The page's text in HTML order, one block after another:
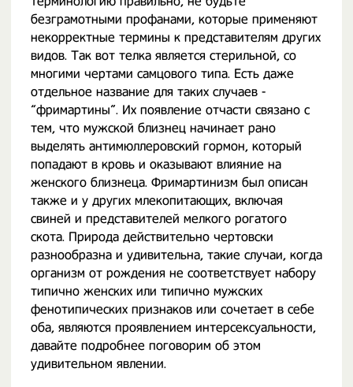
безграмотными профанами, которые применяют
некорректные термины к представителям других
видов. Так вот телка является стерильной, со
многими чертами самцового типа. Есть даже
отдельное название для таких случаев -
“фримартины”. Их появление отчасти связано с
тем, что мужской близнец начинает рано
выделять антимюллеровский гормон, который
попадают в кровь и оказывают влияние на
женского близнеца. Фримартинизм был описан
также и у других млекопитающих, включая
свиней и представителей мелкого рогатого
скота. Природа действительно чертовски
разнообразна и удивительна, такие случаи, когда
организм от рождения не соответствует набору
типично женских или типично мужских
фенотипических признаков или сочетает в себе
оба, являются проявлением интерсексуальности,
давайте подробнее поговорим об этом
удивительном явлении.